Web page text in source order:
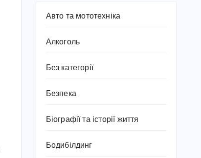
Авто та мототехніка
Алкоголь
Без категорії
Безпека
Біографії та історії життя
Бодибілдинг